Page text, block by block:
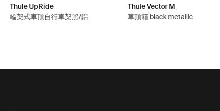
Thule UpRide
輪架式車頂自行車架黑/鋁
Thule Vector M
車頂箱 black metallic